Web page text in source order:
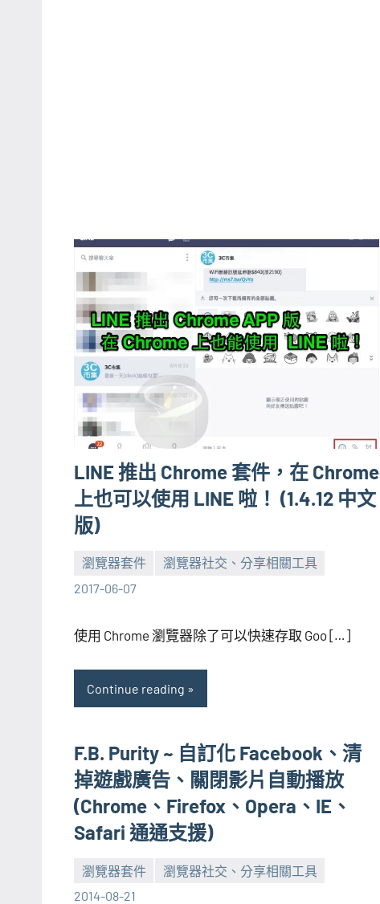
LINE 推出 Chrome 套件，在 Chrome
上也可以使用 LINE 啦！ (1.4.12 中文
版)
瀏覽器套件
瀏覽器社交、分享相關工具
2017-06-07
張
芋
No
使用 Chrome 瀏覽器除了可以快速存取 Goo […]
Continue reading
F.B. Purity ~ 自訂化 Facebook、清
掉遊戲廣告、關閉影片自動播放
(Chrome、Firefox、Opera、IE、
Safari 通通支援)
瀏覽器套件
瀏覽器社交、分享相關工具
2014-08-21
張
No